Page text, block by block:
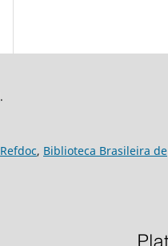
.
Refdoc, Biblioteca Brasileira de